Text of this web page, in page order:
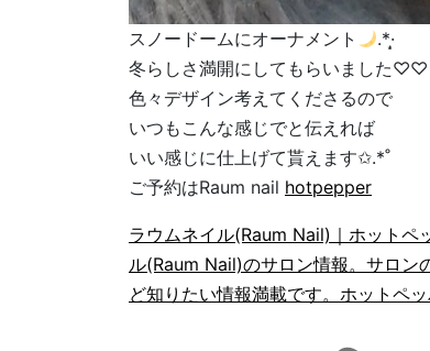
スノードームにオーナメント
.*·̩͙
冬らしさ満開にしてもらいました♡♡
色々デザイン考えてくださるので
いつもこんな感じでと伝えれば
いい感じに仕上げて貰えます✩.*˚
ご予約はRaum nail hotpepper
ラウムネイル(Raum Nail)｜ホットペ
ル(Raum Nail)のサロン情報。サロン
ど知りたい情報満載です。ホットペ